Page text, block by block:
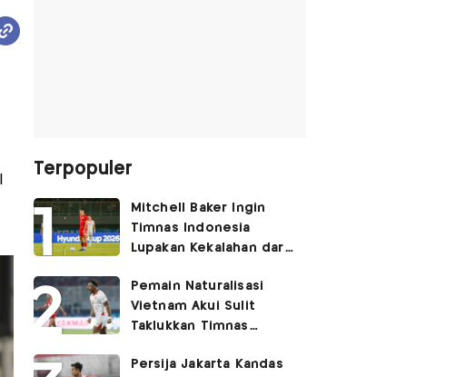
Terpopuler
Mitchell Baker Ingin
Timnas Indonesia
Lupakan Kekalahan dari
di Singapura!
Pemain Naturalisasi
Vietnam Akui Sulit
Taklukkan Timnas
Lawan
Persija Jakarta Kandas